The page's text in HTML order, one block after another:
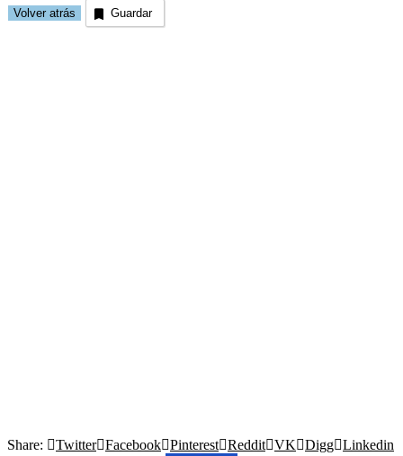
Guardar
Share: Twitter Facebook Pinterest Reddit VK Digg Linkedin